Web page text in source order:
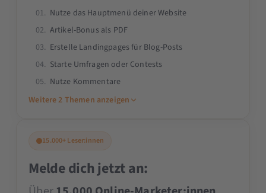
Beirat der SMX und als Speaker auf der
begeistert durch seine Fähigkeit, komplexe
Themen verständlich zu vermitteln und
Marketing & KI zu bieten.
Nutze das Hauptmenü deiner Website
Artikel-Bonus als PDF
Erstelle Landingpages für Blog-Posts
Starte Umfragen oder Contests
Nutze Kommentare
Weitere 2 Themen anzeigen
15.000+ Leser:innen
Melde dich jetzt an: